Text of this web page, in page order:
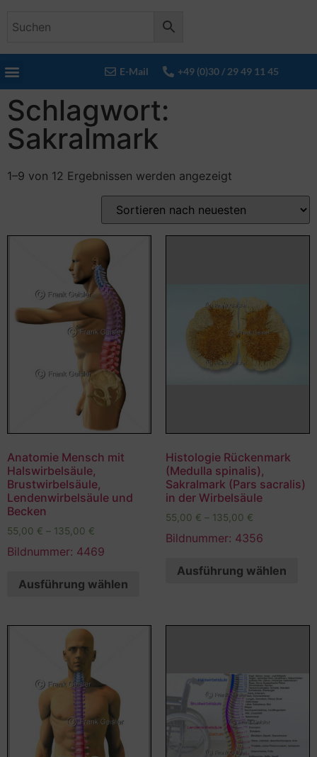
E-Mail +49 (0)30 / 29 49 11 45
Schlagwort:
Sakralmark
1–9 von 12 Ergebnissen werden angezeigt
Anatomie Mensch mit
Halswirbelsäule,
Brustwirbelsäule,
Lendenwirbelsäule und
Becken
55,00 € – 135,00 €
Bildnummer: 4469
Ausführung wählen
Histologie Rückenmark
(Medulla spinalis),
Sakralmark (Pars sacralis)
in der Wirbelsäule
55,00 € – 135,00 €
Bildnummer: 4356
Ausführung wählen